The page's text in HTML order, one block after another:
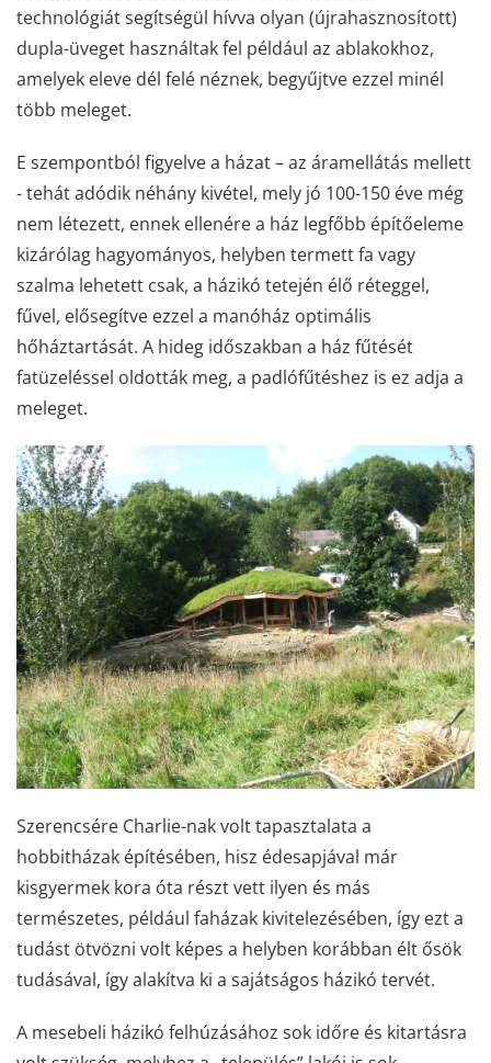
technológiát segítségül hívva olyan (újrahasznosított)
dupla-üveget használtak fel például az ablakokhoz,
amelyek eleve dél felé néznek, begyűjtve ezzel minél
több meleget.
E szempontból figyelve a házat – az áramellátás mellett
- tehát adódik néhány kivétel, mely jó 100-150 éve még
nem létezett, ennek ellenére a ház legfőbb építőeleme
kizárólag hagyományos, helyben termett fa vagy
szalma lehetett csak, a házikó tetején élő réteggel,
fűvel, elősegítve ezzel a manóház optimális
hőháztartását. A hideg időszakban a ház fűtését
fatüzeléssel oldották meg, a padlófűtéshez is ez adja a
meleget.
Szerencsére Charlie-nak volt tapasztalata a
hobbitházak építésében, hisz édesapjával már
kisgyermek kora óta részt vett ilyen és más
természetes, például faházak kivitelezésében, így ezt a
tudást ötvözni volt képes a helyben korábban élt ősök
tudásával, így alakítva ki a sajátságos házikó tervét.
A mesebeli házikó felhúzásához sok időre és kitartásra